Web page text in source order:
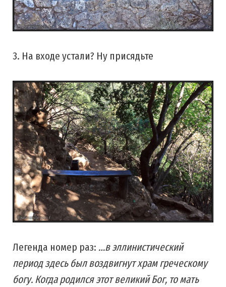
3. На входе устали? Ну присядьте
Легенда номер раз: …в эллинистический
период здесь был воздвигнут храм греческому
богу. Когда родился этот великий Бог, то мать